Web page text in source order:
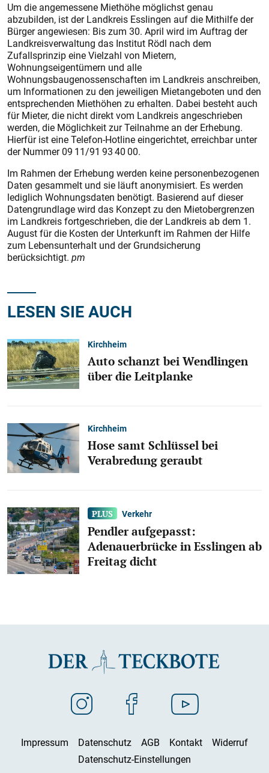
Um die angemessene Miethöhe möglichst genau
abzubilden, ist der Landkreis Esslingen auf die Mithilfe der
Bürger angewiesen: Bis zum 30. April wird im Auftrag der
Landkreisverwaltung das Institut Rödl nach dem
Zufallsprinzip eine Vielzahl von Mietern,
Wohnungseigentümern und alle
Wohnungsbaugenossenschaften im Landkreis anschreiben,
um Informationen zu den jeweiligen Mietangeboten und den
entsprechenden Miethöhen zu erhalten. Dabei besteht auch
für Mieter, die nicht direkt vom Landkreis angeschrieben
werden, die Möglichkeit zur Teilnahme an der Erhebung.
Hierfür ist eine Telefon-Hotline eingerichtet, erreichbar unter
der Nummer 09 11/91 93 40 00.
Im Rahmen der Erhebung werden keine personenbezogenen
Daten gesammelt und sie läuft anonymisiert. Es werden
lediglich Wohnungsdaten benötigt. Basierend auf dieser
Datengrundlage wird das Konzept zu den Mietobergrenzen
im Landkreis fortgeschrieben, die der Landkreis ab dem 1.
August für die Kosten der Unterkunft im Rahmen der Hilfe
zum Lebensunterhalt und der Grundsicherung
berücksichtigt. pm
LESEN SIE AUCH
Kirchheim
Auto schanzt bei Wendlingen
über die Leitplanke
Kirchheim
Hose samt Schlüssel bei
Verabredung geraubt
Verkehr
Pendler aufgepasst:
Adenauerbrücke in Esslingen ab
Freitag dicht
Impressum Datenschutz AGB Kontakt
Widerruf
Datenschutz-Einstellungen